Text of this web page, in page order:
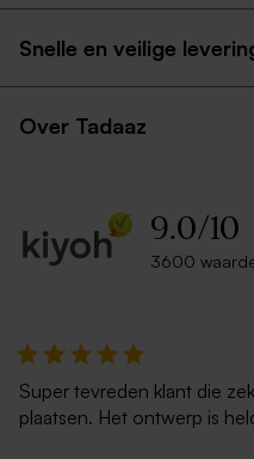
puntklep ecru
Snelle en veilige
Over Tadaaz
9.0/10
3600
Super tevreden klant die
plaatsen. Het ontwerp is